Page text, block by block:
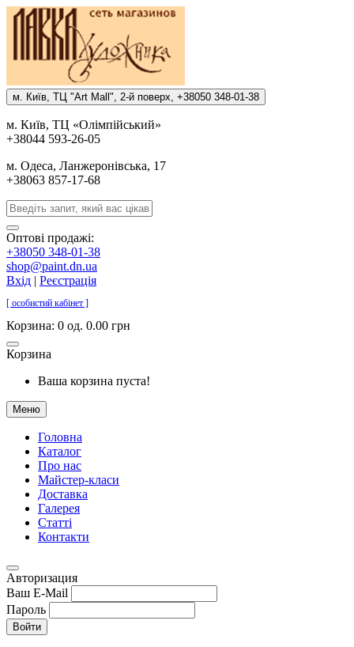
м. Киïв, ТЦ "Art Mall", 2-й поверх, +38050 348-01-38
м. Киïв, ТЦ «Олiмпiйський»
+38044 593-26-05
м. Одеса, Ланжеронiвська, 17
+38063 857-17-68
Оптові продажі:
+38050 348-01-38
shop@paint.dn.ua
Вхід | Реєстрація
[ особистий кабінет ]
Корзина: 0 од. 0.00 грн
Корзина
Ваша корзина пуста!
Меню
Головна
Каталог
Про нас
Майстер-класи
Доставка
Галерея
Статтi
Контакти
Авторизация
Ваш E-Mail
Пароль
Войти